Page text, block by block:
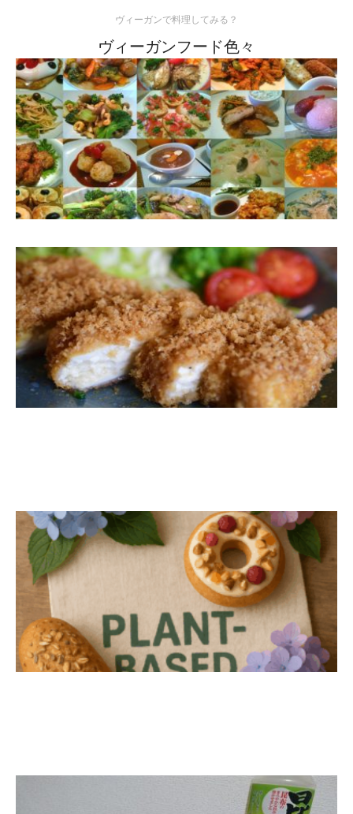
ヴィーガンで料理してみる？
ヴィーガンフード色々